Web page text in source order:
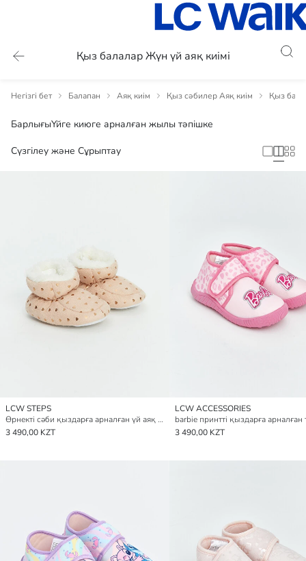
Қыз балалар Жүн үй аяқ киімі
Негізгі бет Балапан Аяқ киім Қыз сәбилер Аяқ киім Қыз
БарлығыҮйге киюге арналған жылы тәпішке
Сүзгілеу және Сұрыптау
LCW STEPS
Өрнекті сәби қыздарға арналған үй аяқ киімі
3 490,00 KZT
LCW ACCESSORIES
3 490,00 KZT